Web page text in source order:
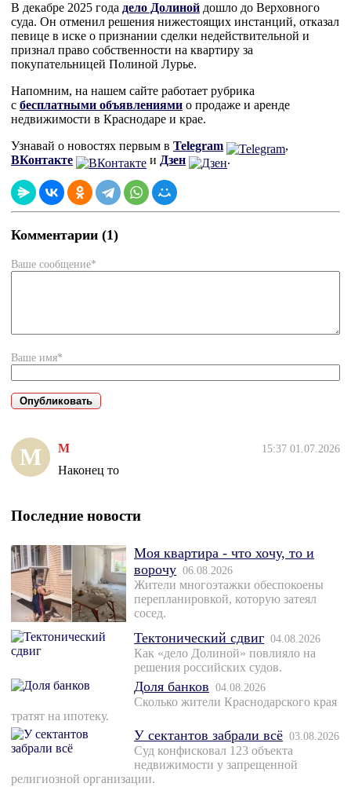
В декабре 2025 года дело Долиной дошло до Верховного
суда. Он отменил решения нижестоящих инстанций, отказал
певице в иске о признании сделки недействительной и
признал право собственности на квартиру за
покупательницей Полиной Лурье.
Напомним, на нашем сайте работает рубрика
с бесплатными объявлениями о продаже и аренде
недвижимости в Краснодаре и крае.
Узнавай о новостях первым в Telegram
,
ВКонтакте
и Дзен .
Комментарии (1)
Ваше сообщение*
Ваше имя*
М М 15:37 01.07.2026
Наконец то
Последние новости
Моя квартира - что хочу, то и
ворочу 06.08.2026
Жители многоэтажки обеспокоены
перепланировкой, которую затеял
сосед.
Тектонический сдвиг 04.08.2026
Как «дело Долиной» повлияло на
решения российских судов.
Доля банков 04.08.2026
Сколько жители Краснодарского края
тратят на ипотеку.
У сектантов забрали всё 03.08.2026
Суд конфисковал 123 объекта
недвижимости у запрещенной
религиозной организации.